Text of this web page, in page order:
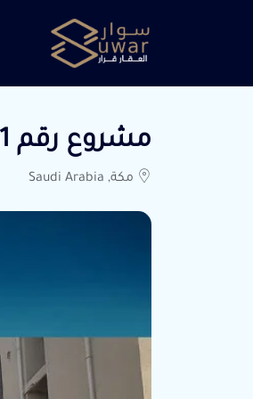
مشروع رقم 941 فيلا تمليك الموقع مكة الشرايع 4
مكة, Saudi Arabia